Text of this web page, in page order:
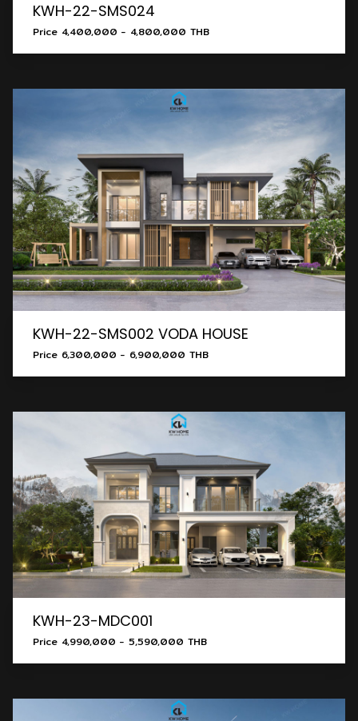
KWH-22-SMS024
Price 4,400,000 - 4,800,000 THB
KWH-22-SMS002 VODA HOUSE
Price 6,300,000 - 6,900,000 THB
KWH-23-MDC001
Price 4,990,000 - 5,590,000 THB